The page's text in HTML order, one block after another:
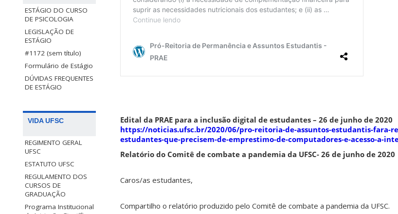
ESTÁGIO DO CURSO
DE PSICOLOGIA
LEGISLAÇÃO DE
ESTÁGIO
#1172 (sem título)
Formulário de Estágio
DÚVIDAS FREQUENTES
DE ESTÁGIO
VIDA UFSC
REGIMENTO GERAL
UFSC
ESTATUTO UFSC
REGULAMENTO DOS
CURSOS DE
GRADUAÇÃO
Programa Institucional
Edital da PRAE para a inclusão digital de estudantes – 26 de junho de 2020
https://noticias.ufsc.br/2020/06/pro-reitoria-de-assuntos-estudantis-fara-
estudantes-que-precisem-de-emprestimo-de-computadores-e-acesso-a-
Relatório do Comitê de combate a pandemia da UFSC- 26 de junho de 2020
Caros/as estudantes,
Compartilho o relatório produzido pelo Comitê de combate a pandemia da UFSC.